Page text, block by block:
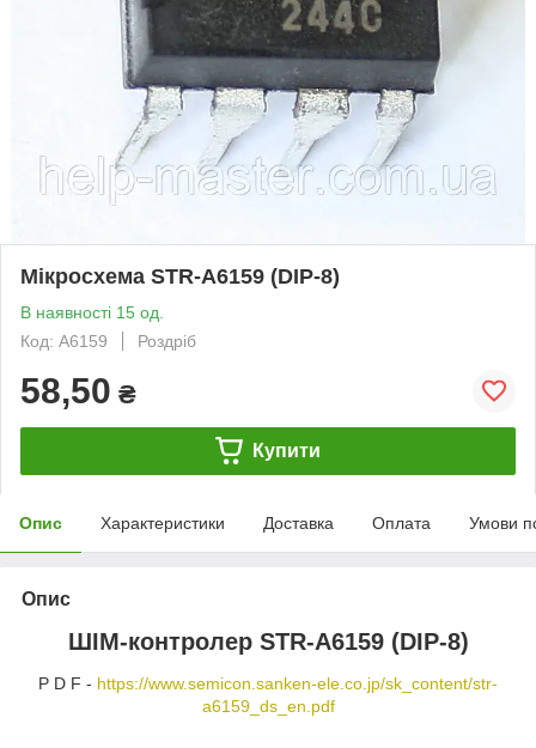
Мікросхема STR-A6159 (DIP-8)
В наявності 15 од.
Код: A6159
Роздріб
58,50 ₴
Купити
Опис Характеристики Доставка Оплата Умови
Опис
ШІМ-контролер STR-A6159(DIP-8)
P D F - https://www.semicon.sanken-ele.co.jp/sk_content/str-
a6159_ds_en.pdf